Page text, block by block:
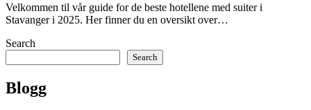
Velkommen til vår guide for de beste hotellene med suiter i
Stavanger i 2025. Her finner du en oversikt over…
Search
Search
Blogg